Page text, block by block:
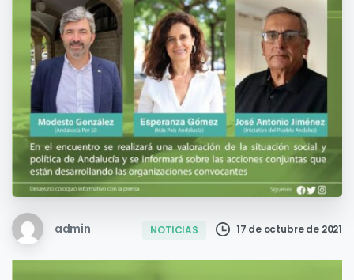
admin NOTICIAS 17 de octubre de 2021